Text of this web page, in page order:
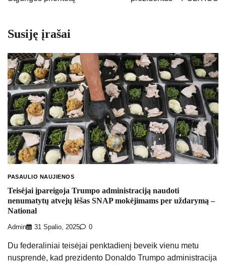
Susiję įrašai
PASAULIO NAUJIENOS
Teisėjai įpareigoja Trumpo administraciją naudoti
nenumatytų atvejų lėšas SNAP mokėjimams per uždarymą –
National
Admin 31 Spalio, 2025 0
Du federaliniai teisėjai penktadienį beveik vienu metu
nusprendė, kad prezidento Donaldo Trumpo administracija